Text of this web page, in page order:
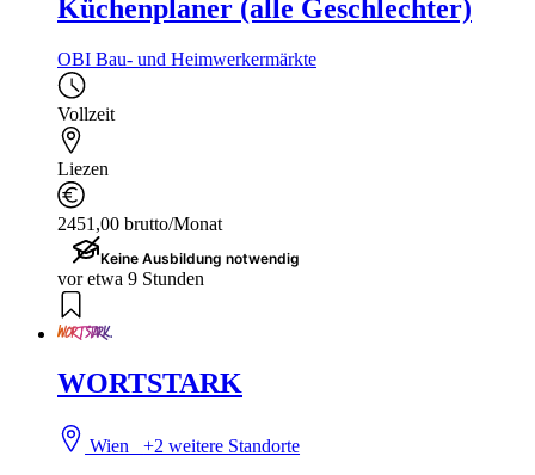
Küchenplaner (alle Geschlechter)
OBI Bau- und Heimwerkermärkte
Vollzeit
Liezen
2451,00 brutto/Monat
Keine Ausbildung notwendig
vor etwa 9 Stunden
WORTSTARK
Wien+2 weitere Standorte